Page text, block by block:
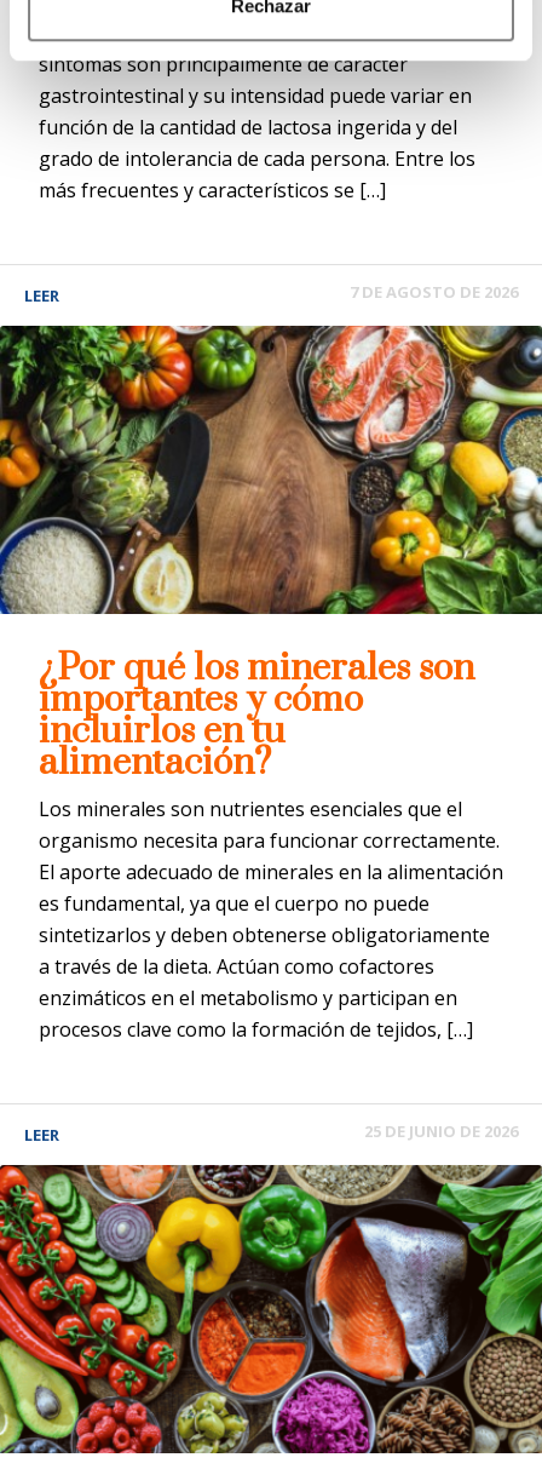
Rechazar
alimentos o bebidas que contienen lactosa. Estos
síntomas son principalmente de carácter
gastrointestinal y su intensidad puede variar en
función de la cantidad de lactosa ingerida y del
grado de intolerancia de cada persona. Entre los
más frecuentes y característicos se […]
LEER 7 DE AGOSTO DE 2026
¿Por qué los minerales son
importantes y cómo
incluirlos en tu
alimentación?
Los minerales son nutrientes esenciales que el
organismo necesita para funcionar correctamente.
El aporte adecuado de minerales en la alimentación
es fundamental, ya que el cuerpo no puede
sintetizarlos y deben obtenerse obligatoriamente
a través de la dieta. Actúan como cofactores
enzimáticos en el metabolismo y participan en
procesos clave como la formación de tejidos, […]
LEER 25 DE JUNIO DE 2026